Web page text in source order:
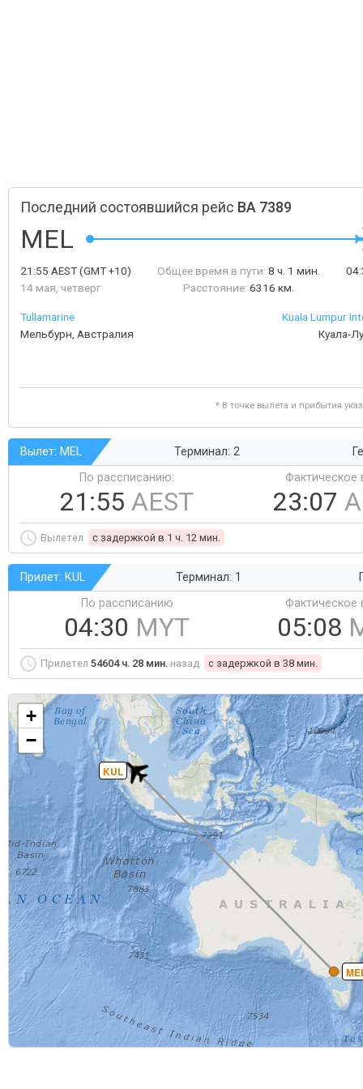
Последний состоявшийся рейс BA 7389
MEL
21:55 AEST(GMT +10)
14 мая, четверг
Общее время в пути: 8 ч. 1 мин.
Расстояние: 6316 км.
Tullamarine
Мельбурн, Австралия
Kuala Lumpur
Куала-
* В точке вылета и прибытия
Вылет: MEL Терминал: 2
По рассписанию:
21:55 AEST
Фактическое
23:07
Вылетел c задержкой в 1 ч. 12 мин.
Прилет: KUL Терминал: 1
По рассписанию
04:30 MYT
Фактическое
05:08
Прилетел 54604 ч. 28 мин. назад c задержкой в 38 мин.
KUL
+
−